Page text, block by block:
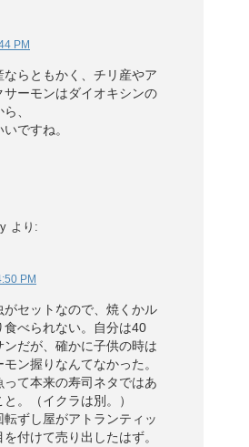
PM
らともかく、チリ産やア
サーモンはダイオキシンの
、
ですね。
より:
PM
がセットなので、焼くかル
食べられない。自分は40
だが、確かに子供の時は
ン握りなんてなかった。
て本来の寿司ネタではあ
。（イクラは別。）
転ずし屋がアトランティッ
付けて売り出したはず。